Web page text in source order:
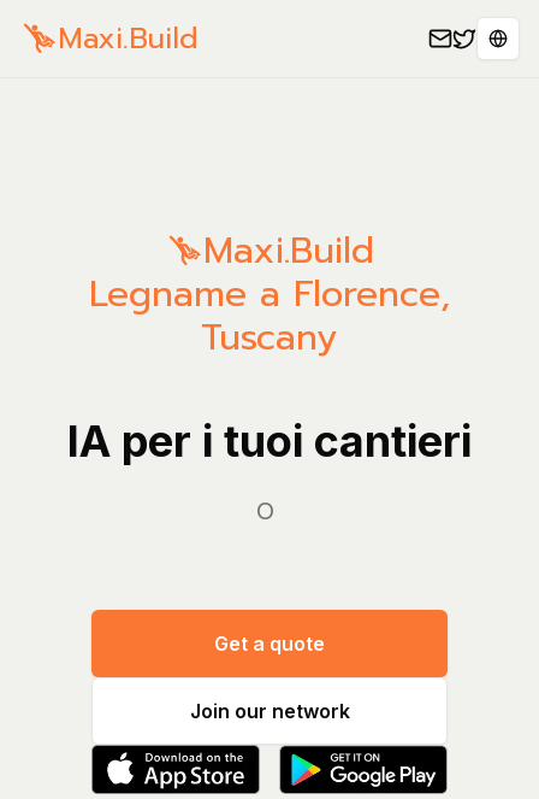
Maxi.Build
Maxi.Build
Legname a Florence,
Tuscany
IA per i tuoi cantieri
Gest
Get a quote
Join our network